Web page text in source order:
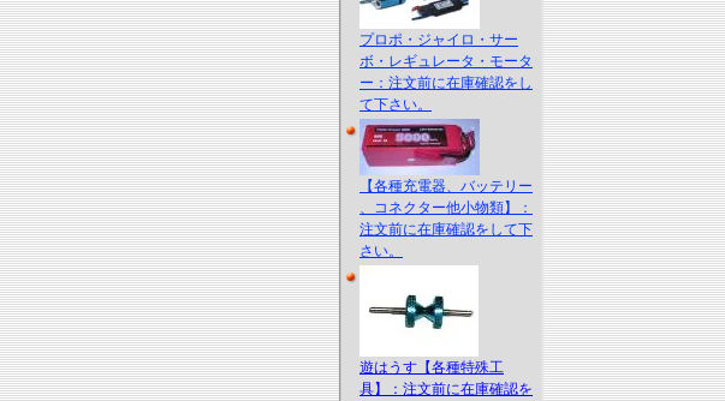
プロポ・ジャイロ・サー
ボ・レギュレータ・モータ
ー：注文前に在庫確認をし
て下さい。
【各種充電器、バッテリー
、コネクター他小物類】：
注文前に在庫確認をして下
さい。
遊はうす【各種特殊工
具】：注文前に在庫確認を